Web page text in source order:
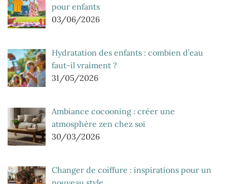
pour enfants
03/06/2026
Hydratation des enfants : combien d’eau
faut-il vraiment ?
31/05/2026
Ambiance cocooning : créer une
atmosphère zen chez soi
30/03/2026
Changer de coiffure : inspirations pour un